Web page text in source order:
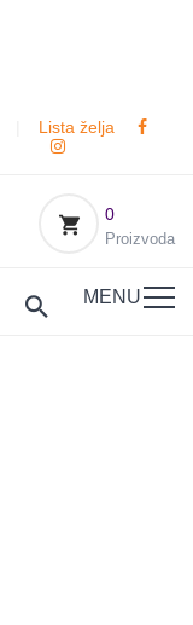
Lista želja
0
Proizvoda
MENU